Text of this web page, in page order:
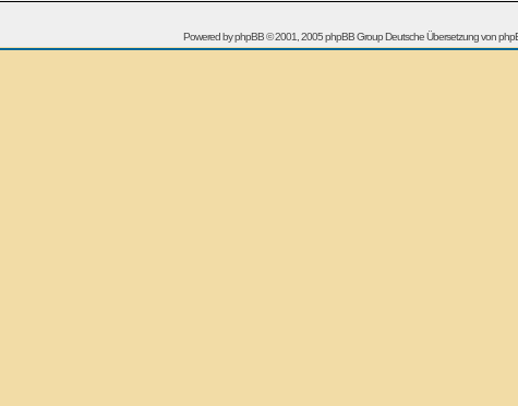
Powered byphpBB© 2001, 2005 phpBB Group Deutsche Übersetzung von